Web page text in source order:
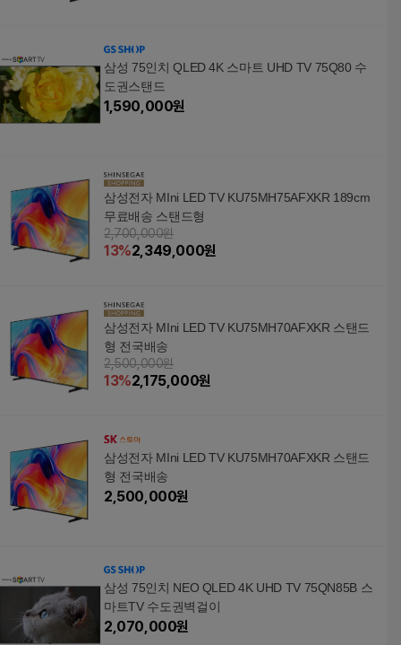
삼성 75인치 QLED 4K 스마트 UHD TV 75Q80 수
도권스탠드
1,590,000원
삼성전자 MIni LED TV KU75MH75AFXKR 189cm
무료배송 스탠드형
2,700,000원
13%2,349,000원
삼성전자 MIni LED TV KU75MH70AFXKR 스탠드
형 전국배송
2,500,000원
13%2,175,000원
삼성전자 MIni LED TV KU75MH70AFXKR 스탠드
형 전국배송
2,500,000원
삼성 75인치 NEO QLED 4K UHD TV 75QN85B 스
마트TV 수도권벽걸이
2,070,000원